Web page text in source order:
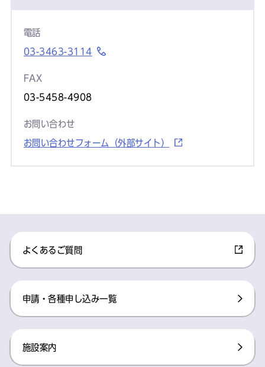
電話
03-3463-3114
FAX
03-5458-4908
お問い合わせ
お問い合わせフォーム（外部サイト）
よくあるご質問
申請・各種申し込み一覧
施設案内